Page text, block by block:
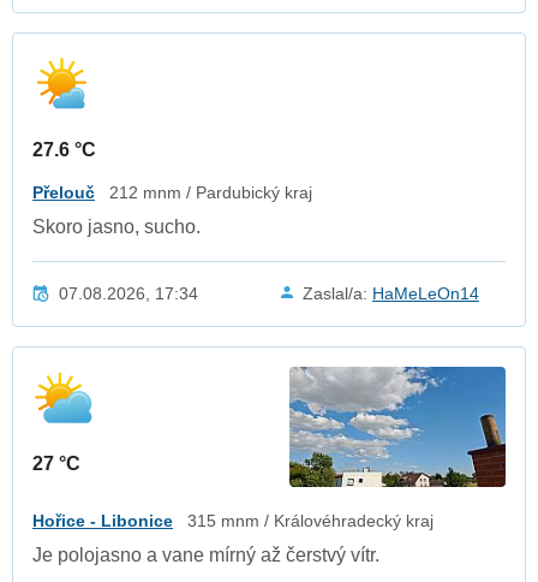
27.6 °C
Přelouč 212 mnm / Pardubický kraj
Skoro jasno, sucho.
07.08.2026, 17:34 Zaslal/a: HaMeLeOn14
27 °C
Hořice - Libonice 315 mnm / Královéhradecký kraj
Je polojasno a vane mírný až čerstvý vítr.